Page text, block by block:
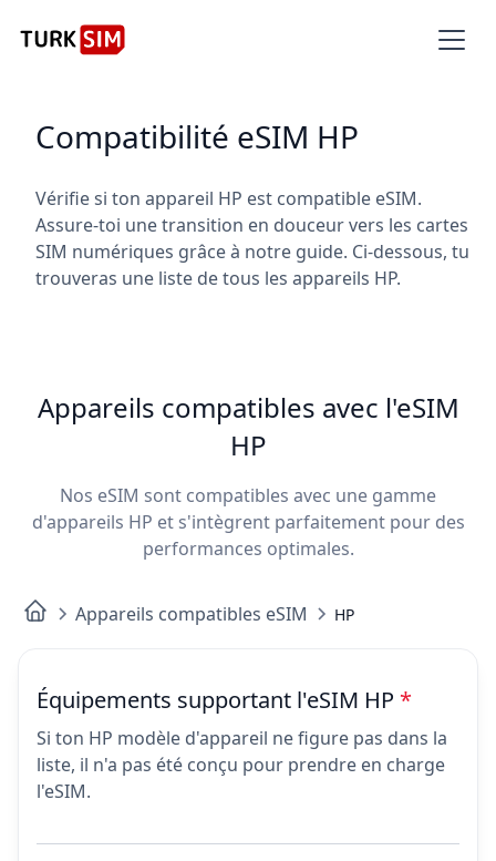
Compatibilité eSIM HP
Vérifie si ton appareil HP est compatible eSIM.
Assure-toi une transition en douceur vers les cartes
SIM numériques grâce à notre guide. Ci-dessous, tu
trouveras une liste de tous les appareils HP.
Appareils compatibles avec l'eSIM
HP
Nos eSIM sont compatibles avec une gamme
d'appareils HP et s'intègrent parfaitement pour des
performances optimales.
Appareils compatibles eSIM HP
Équipements supportant l'eSIM HP *
Si ton HP modèle d'appareil ne figure pas dans la
liste, il n'a pas été conçu pour prendre en charge
l'eSIM.